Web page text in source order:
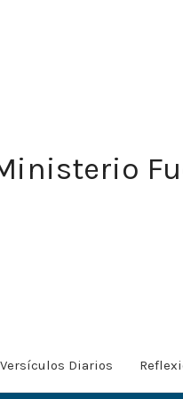
Versículos Diarios